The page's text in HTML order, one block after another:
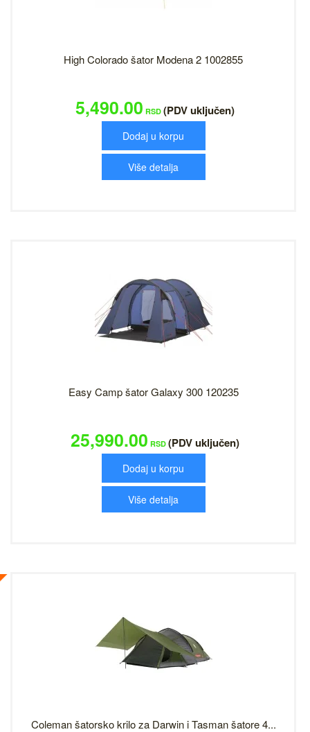
High Colorado šator Modena 2 1002855
5,490.00 RSD (PDV uključen)
Dodaj u korpu
Više detalja
Easy Camp šator Galaxy 300 120235
25,990.00 RSD (PDV uključen)
Dodaj u korpu
Više detalja
Coleman šatorsko krilo za Darwin i Tasman šatore 4...